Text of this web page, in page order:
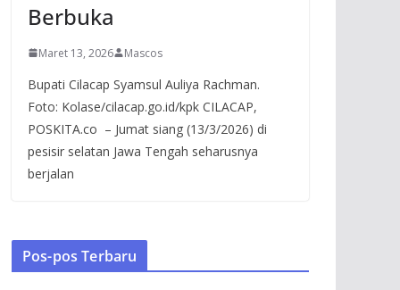
Berbuka
Maret 13, 2026 Mascos
Bupati Cilacap Syamsul Auliya Rachman.
Foto: Kolase/cilacap.go.id/kpk CILACAP,
POSKITA.co – Jumat siang (13/3/2026) di
pesisir selatan Jawa Tengah seharusnya
berjalan
Pos-pos Terbaru